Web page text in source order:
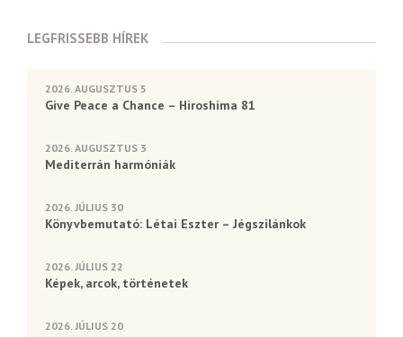
LEGFRISSEBB HÍREK
2026. AUGUSZTUS 5
Give Peace a Chance – Hiroshima 81
2026. AUGUSZTUS 3
Mediterrán harmóniák
2026. JÚLIUS 30
Könyvbemutató: Létai Eszter – Jégszilánkok
2026. JÚLIUS 22
Képek, arcok, történetek
2026. JÚLIUS 20